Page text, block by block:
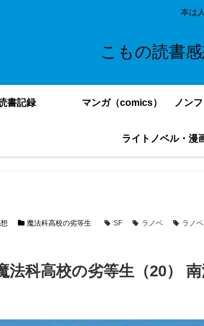
本は
こもの読書
書記録 マンガ（comics）
魔法科高校の劣等生 SF ラノベ ラノ
法科高校の劣等生（20）